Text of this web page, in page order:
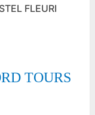
FLEURI
TOURS